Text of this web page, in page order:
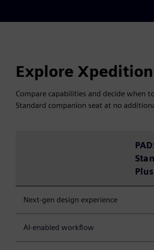
Explore Xpedition
Compare capabilities and decide when
Standard companion seat at no
Plus
Next-gen design experience
AI-enabled workflow